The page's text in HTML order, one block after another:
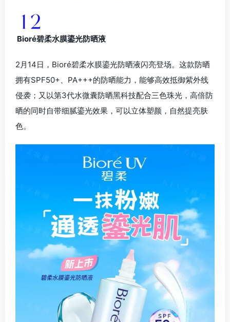
Bioré碧柔水膜鎏光防晒液
2月14日，Bioré碧柔水膜鎏光防晒液闪亮登场。这款防晒
拥有SPF50+、PA+++的防晒能力，能够高效抵御紫外线
侵袭；又以第3代水微囊防晒黑科技配合三色珠光，高倍防
晒的同时自带细腻鎏光效果，可以立体塑颜，自然提亮肤
色。